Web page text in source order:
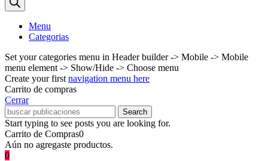
Menu
Categorias
Set your categories menu in Header builder -> Mobile -> Mobile
menu element -> Show/Hide -> Choose menu
Create your first navigation menu here
Carrito de compras
Cerrar
Search
Start typing to see posts you are looking for.
Carrito de Compras0
Aún no agregaste productos.
0